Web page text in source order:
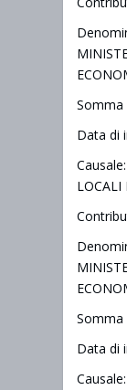
Somma
Data di
Somma
Data di